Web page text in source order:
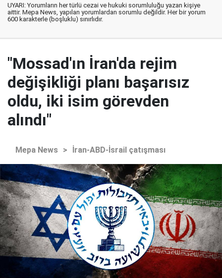
UYARI: Yorumların her türlü cezai ve hukuki sorumluluğu yazan kişiye
aittir. Mepa News, yapılan yorumlardan sorumlu değildir. Her bir yorum
600 karakterle (boşluklu) sınırlıdır.
"Mossad'ın İran'da rejim
değişikliği planı başarısız
oldu, iki isim görevden
alındı"
Mepa News > İran-ABD-İsrail çatışması